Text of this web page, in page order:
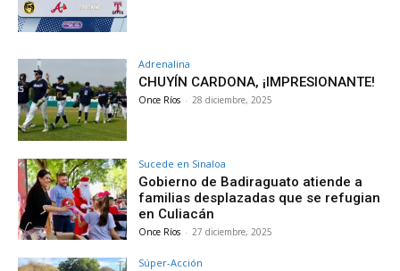
Adrenalina
CHUYÍN CARDONA, ¡IMPRESIONANTE!
Once Ríos - 28 diciembre, 2025
Sucede en Sinaloa
Gobierno de Badiraguato atiende a
familias desplazadas que se refugian
en Culiacán
Once Ríos - 27 diciembre, 2025
Súper-Acción